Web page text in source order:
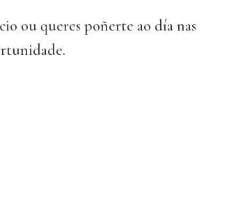
ou queres poñerte ao día nas